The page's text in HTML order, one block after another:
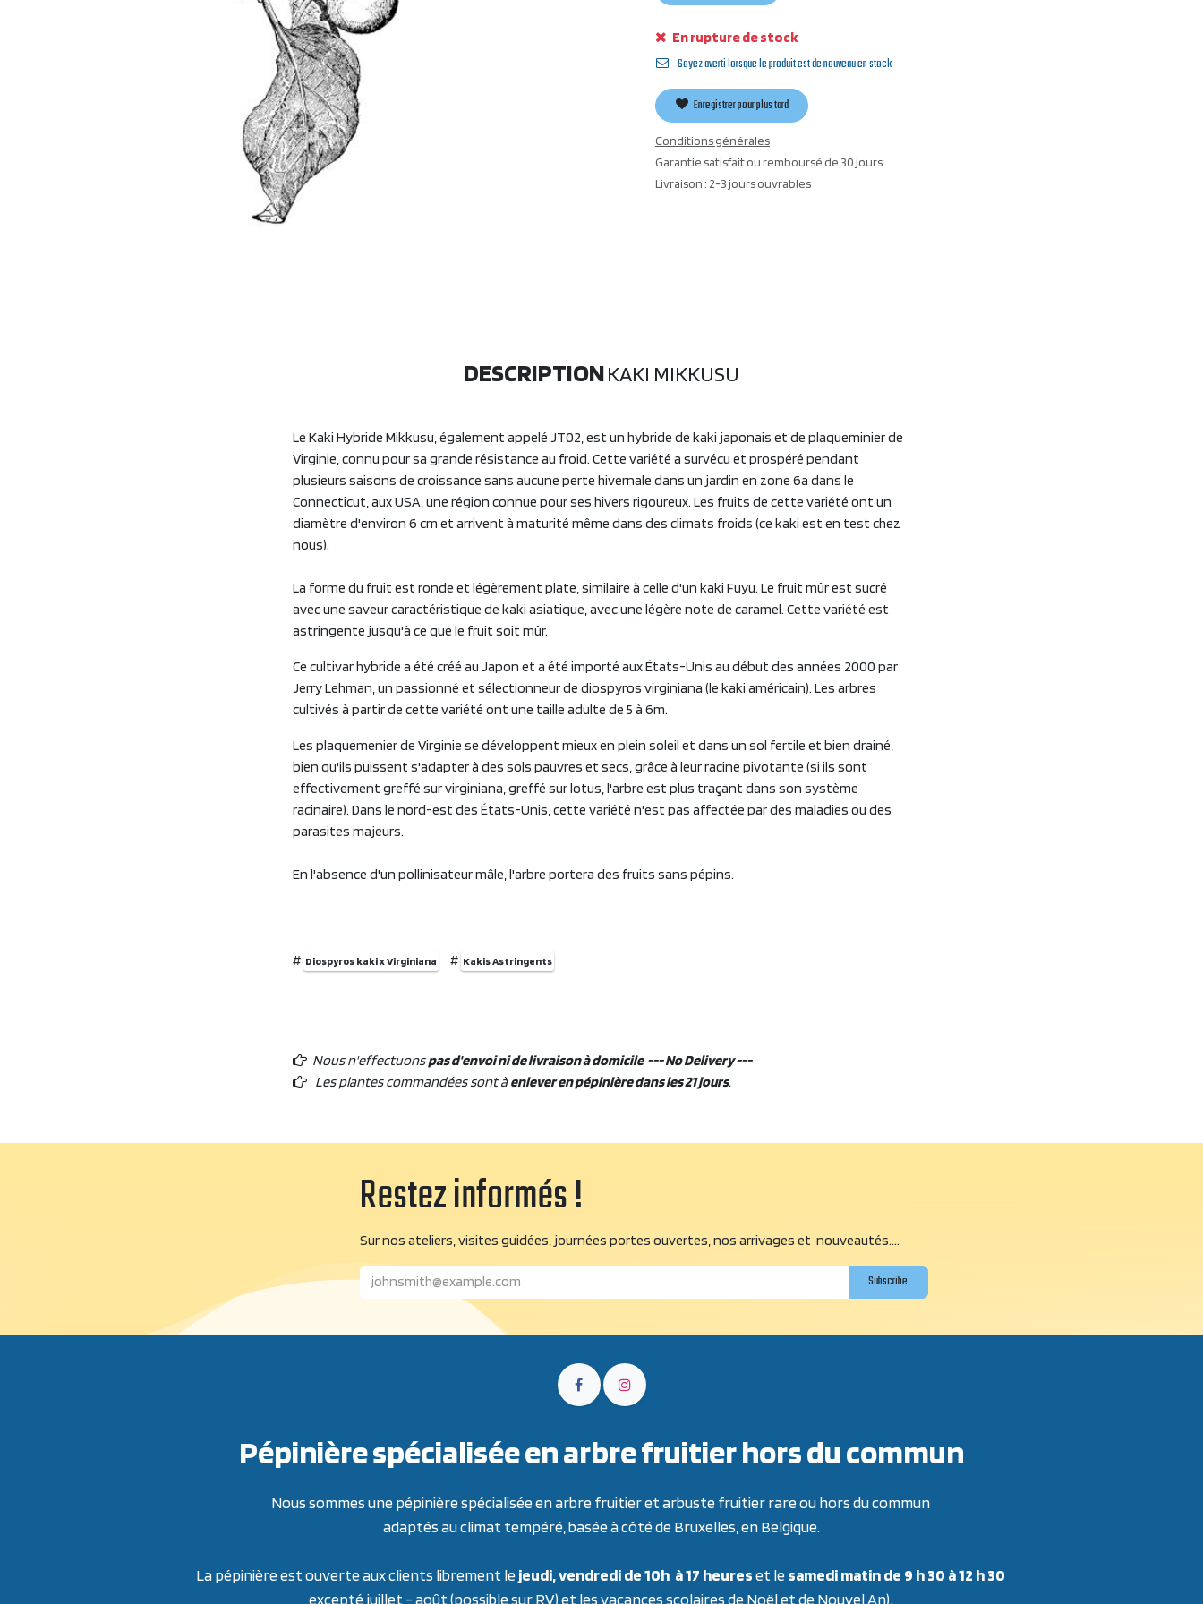
En rupture de stock
Soyez averti lorsque le produit est de nouveau en stock
Enregistrer pour plus tard
Conditions générales
Garantie satisfait ou remboursé de 30 jours
Livraison : 2-3 jours ouvrables
DESCRIPTIONKAKI MIKKUSU
Le Kaki Hybride Mikkusu, également appelé JT02, est un hybride de kaki japonais et de plaqueminier de
Virginie, connu pour sa grande résistance au froid. Cette variété a survécu et prospéré pendant
plusieurs saisons de croissance sans aucune perte hivernale dans un jardin en zone 6a dans le
Connecticut, aux USA, une région connue pour ses hivers rigoureux. Les fruits de cette variété ont un
diamètre d'environ 6 cm et arrivent à maturité même dans des climats froids (ce kaki est en test chez
nous).
La forme du fruit est ronde et légèrement plate, similaire à celle d'un kaki Fuyu. Le fruit mûr est sucré
avec une saveur caractéristique de kaki asiatique, avec une légère note de caramel. Cette variété est
astringente jusqu'à ce que le fruit soit mûr.
Ce cultivar hybride a été créé au Japon et a été importé aux États-Unis au début des années 2000 par
Jerry Lehman, un passionné et sélectionneur de diospyros virginiana (le kaki américain). Les arbres
cultivés à partir de cette variété ont une taille adulte de 5 à 6m.
Les plaquemenier de Virginie se développent mieux en plein soleil et dans un sol fertile et bien drainé,
bien qu'ils puissent s'adapter à des sols pauvres et secs, grâce à leur racine pivotante (si ils sont
effectivement greffé sur virginiana, greffé sur lotus, l'arbre est plus traçant dans son système
racinaire). Dans le nord-est des États-Unis, cette variété n'est pas affectée par des maladies ou des
parasites majeurs.
En l'absence d'un pollinisateur mâle, l'arbre portera des fruits sans pépins.
# Diospyros kaki x Virginiana # Kakis Astringents
Nous n'effectuonspas d'envoi ni de livraison à domicile --- No Delivery ---
Les plantes commandées sont àenlever en pépinière dans les 21 jours.
Restez informés !
Sur nos ateliers, visites guidées, journées portes ouvertes, nos arrivages et nouveautés....
Subscribe
Pépinière spécialisée en arbre fruitier hors du commun
Nous sommes une pépinière spécialisée en arbre fruitier et arbuste fruitier rare ou hors du commun
adaptés au climat tempéré, basée à côté de Bruxelles, en Belgique.
La pépinière est ouverte aux clients librement lejeudi, vendredi de 10h à 17 heureset lesamedi matin de 9 h 30 à 12 h 30
excepté juillet - août (possible sur RV) et les vacances scolaires de Noël et de Nouvel An).